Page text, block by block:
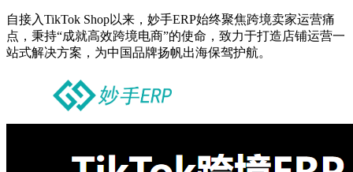
自接入TikTok Shop以来，妙手ERP始终聚焦跨境卖家运营痛
点，秉持“成就高效跨境电商”的使命，致力于打造店铺运营一
站式解决方案，为中国品牌扬帆出海保驾护航。